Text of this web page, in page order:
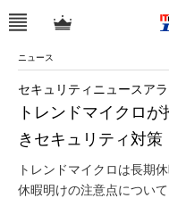
ニュース
トレンドマイクロ
きセキュリティ対策
セキュリティニュースアラ
トレンドマイクロは長期
休暇明けの注意点につい